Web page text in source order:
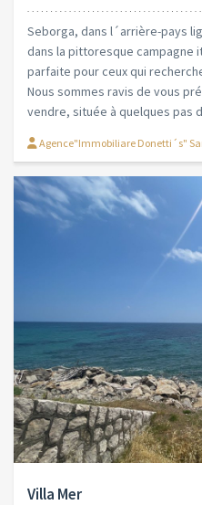
Seborga, dans l´arrière-pays
dans la pittoresque campagne
parfaite pour ceux qui
Nous sommes ravis de vous
vendre, située à quelques pas
Agence"Immobiliare Donetti´s"
Villa Mer